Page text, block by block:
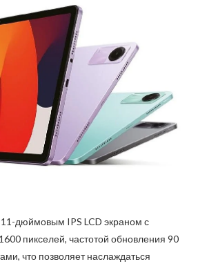
дюймовым IPS LCD экраном с
пикселей, частотой обновления 90
что позволяет наслаждаться